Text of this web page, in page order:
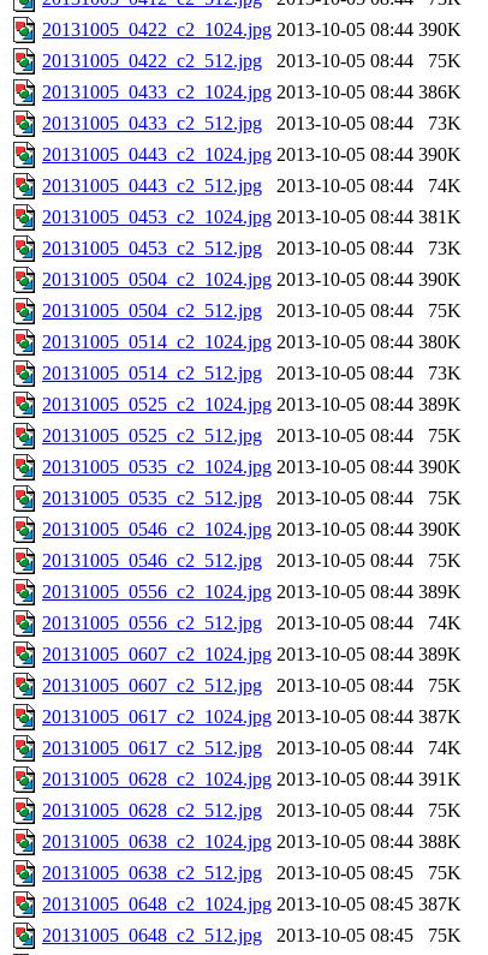
20131005_0422_c2_1024.jpg 2013-10-05 08:44 390K
20131005_0422_c2_512.jpg
2013-10-05 08:44
75K
20131005_0433_c2_1024.jpg 2013-10-05 08:44 386K
20131005_0433_c2_512.jpg
2013-10-05 08:44
73K
20131005_0443_c2_1024.jpg 2013-10-05 08:44 390K
20131005_0443_c2_512.jpg
2013-10-05 08:44
74K
20131005_0453_c2_1024.jpg 2013-10-05 08:44 381K
20131005_0453_c2_512.jpg
2013-10-05 08:44
73K
20131005_0504_c2_1024.jpg 2013-10-05 08:44 390K
20131005_0504_c2_512.jpg
2013-10-05 08:44
75K
20131005_0514_c2_1024.jpg 2013-10-05 08:44 380K
20131005_0514_c2_512.jpg
2013-10-05 08:44
73K
20131005_0525_c2_1024.jpg 2013-10-05 08:44 389K
20131005_0525_c2_512.jpg
2013-10-05 08:44
75K
20131005_0535_c2_1024.jpg 2013-10-05 08:44 390K
20131005_0535_c2_512.jpg
2013-10-05 08:44
75K
20131005_0546_c2_1024.jpg 2013-10-05 08:44 390K
20131005_0546_c2_512.jpg
2013-10-05 08:44
75K
20131005_0556_c2_1024.jpg 2013-10-05 08:44 389K
20131005_0556_c2_512.jpg
2013-10-05 08:44
74K
20131005_0607_c2_1024.jpg 2013-10-05 08:44 389K
20131005_0607_c2_512.jpg
2013-10-05 08:44
75K
20131005_0617_c2_1024.jpg 2013-10-05 08:44 387K
20131005_0617_c2_512.jpg
2013-10-05 08:44
74K
20131005_0628_c2_1024.jpg 2013-10-05 08:44 391K
20131005_0628_c2_512.jpg
2013-10-05 08:44
75K
20131005_0638_c2_1024.jpg 2013-10-05 08:44 388K
20131005_0638_c2_512.jpg
2013-10-05 08:45
75K
20131005_0648_c2_1024.jpg 2013-10-05 08:45 387K
20131005_0648_c2_512.jpg
2013-10-05 08:45
75K